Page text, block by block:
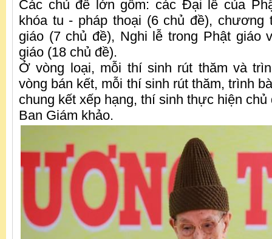
Các chủ đề lớn gồm: các Đại lễ của
khóa tu - pháp thoại (6 chủ đề), chương
giáo (7 chủ đề), Nghi lễ trong Phật giáo
giáo (18 chủ đề).
Ở vòng loại, mỗi thí sinh rút thăm và
vòng bán kết, mỗi thí sinh rút thăm, trình
chung kết xếp hạng, thí sinh thực hiện chủ
Ban Giám khảo.